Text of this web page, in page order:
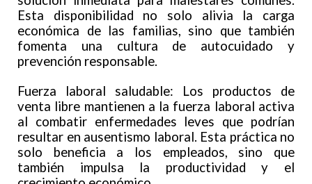
Esta disponibilidad no solo alivia la carga
económica de las familias, sino que también
fomenta una cultura de autocuidado y
prevención responsable.
Fuerza laboral saludable: Los productos de
venta libre mantienen a la fuerza laboral activa
al combatir enfermedades leves que podrían
resultar en ausentismo laboral. Esta práctica no
solo beneficia a los empleados, sino que
también impulsa la productividad y el